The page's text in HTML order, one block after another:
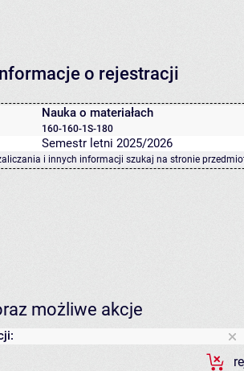
o rejestracji
Nauka o materiałach
160-160-1S-180
Semestr letni 2025/2026
i innych informacji szukaj na stronie
możliwe akcje